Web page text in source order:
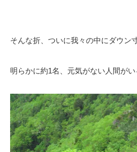
そんな折、ついに我々の中にダウン
明らかに約1名、元気がない人間がい